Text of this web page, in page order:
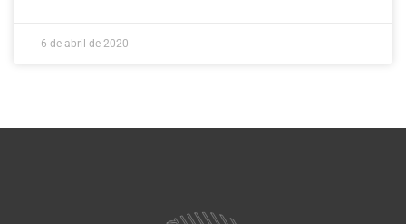
6 de abril de 2020